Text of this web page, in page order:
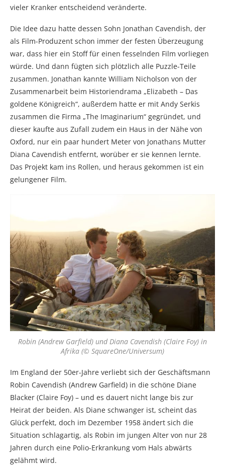
vieler Kranker entscheidend veränderte.
Die Idee dazu hatte dessen Sohn Jonathan Cavendish, der
als Film-Produzent schon immer der festen Überzeugung
war, dass hier ein Stoff für einen fesselnden Film vorliegen
würde. Und dann fügten sich plötzlich alle Puzzle-Teile
zusammen. Jonathan kannte William Nicholson von der
Zusammenarbeit beim Historiendrama „Elizabeth – Das
goldene Königreich“, außerdem hatte er mit Andy Serkis
zusammen die Firma „The Imaginarium“ gegründet, und
dieser kaufte aus Zufall zudem ein Haus in der Nähe von
Oxford, nur ein paar hundert Meter von Jonathans Mutter
Diana Cavendish entfernt, worüber er sie kennen lernte.
Das Projekt kam ins Rollen, und heraus gekommen ist ein
gelungener Film.
Robin (Andrew Garfield) und Diana Cavendish (Claire Foy) in
Afrika (© SquareOne/Universum)
Im England der 50er-Jahre verliebt sich der Geschäftsmann
Robin Cavendish (Andrew Garfield) in die schöne Diane
Blacker (Claire Foy) – und es dauert nicht lange bis zur
Heirat der beiden. Als Diane schwanger ist, scheint das
Glück perfekt, doch im Dezember 1958 ändert sich die
Situation schlagartig, als Robin im jungen Alter von nur 28
Jahren durch eine Polio-Erkrankung vom Hals abwärts
gelähmt wird.